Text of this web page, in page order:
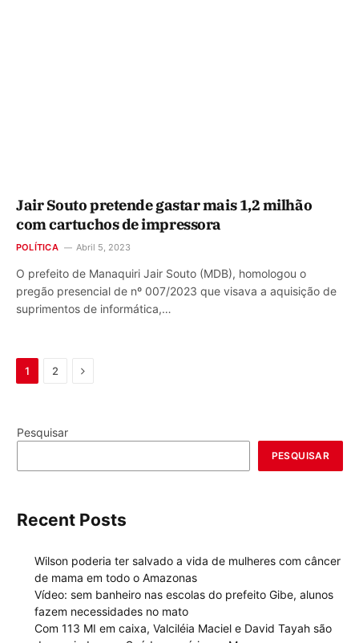
Jair Souto pretende gastar mais 1,2 milhão
com cartuchos de impressora
POLÍTICA Abril 5, 2023
O prefeito de Manaquiri Jair Souto (MDB), homologou o
pregão presencial de nº 007/2023 que visava a aquisição de
suprimentos de informática,…
1 2 Next
Pesquisar
PESQUISAR
Recent Posts
Wilson poderia ter salvado a vida de mulheres com câncer
de mama em todo o Amazonas
Vídeo: sem banheiro nas escolas do prefeito Gibe, alunos
fazem necessidades no mato
Com 113 MI em caixa, Valciléia Maciel e David Tayah são